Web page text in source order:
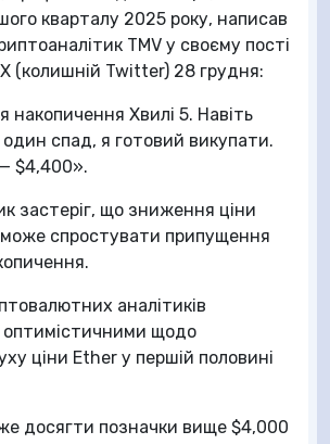
кварталу 2025 року, написав
TMV у своєму пості
(колишній Twitter) 28 грудня:
накопичення Хвилі 5. Навіть
спад, я готовий викупати.
$4,400».
застеріг, що зниження ціни
спростувати припущення
аналітиків
щодо
ціни Ether у першій половині
досягти позначки вище $4,000